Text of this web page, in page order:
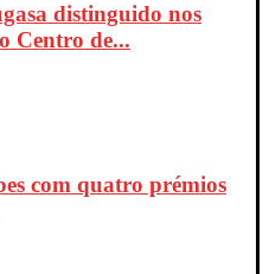
distinguido nos
Centro de...
com quatro prémios